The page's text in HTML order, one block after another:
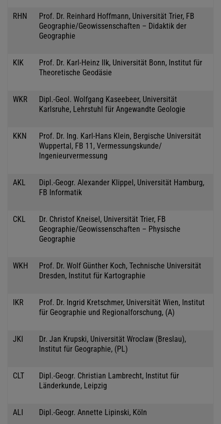
RHN
Prof. Dr. Reinhard Hoffmann, Universität Trier, FB
Geographie/Geowissenschaften – Didaktik der
Geographie
KIK
Prof. Dr. Karl-Heinz Ilk, Universität Bonn, Institut für
Theoretische Geodäsie
WKR
Dipl.-Geol. Wolfgang Kaseebeer, Universität
Karlsruhe, Lehrstuhl für Angewandte Geologie
KKN
Prof. Dr. Ing. Karl-Hans Klein, Bergische Universität
Wuppertal, FB 11, Vermessungskunde/
Ingenieurvermessung
AKL
Dipl.-Geogr. Alexander Klippel, Universität Hamburg,
FB Informatik
CKL
Dr. Christof Kneisel, Universität Trier, FB
Geographie/Geowissenschaften – Physische
Geographie
WKH
Prof. Dr. Wolf Günther Koch, Technische Universität
Dresden, Institut für Kartographie
IKR
Prof. Dr. Ingrid Kretschmer, Universität Wien, Institut
für Geographie und Regionalforschung, (A)
JKI
Dr. Jan Krupski, Universität Wroclaw (Breslau),
Institut für Geographie, (PL)
CLT
Dipl.-Geogr. Christian Lambrecht, Institut für
Länderkunde, Leipzig
ALI Dipl.-Geogr. Annette Lipinski, Köln